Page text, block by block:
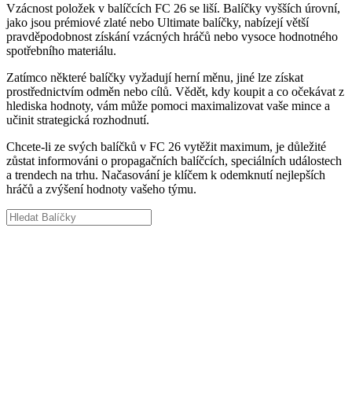
Vzácnost položek v balíčcích FC 26 se liší. Balíčky vyšších úrovní,
jako jsou prémiové zlaté nebo Ultimate balíčky, nabízejí větší
pravděpodobnost získání vzácných hráčů nebo vysoce hodnotného
spotřebního materiálu.
Zatímco některé balíčky vyžadují herní měnu, jiné lze získat
prostřednictvím odměn nebo cílů. Vědět, kdy koupit a co očekávat z
hlediska hodnoty, vám může pomoci maximalizovat vaše mince a
učinit strategická rozhodnutí.
Chcete-li ze svých balíčků v FC 26 vytěžit maximum, je důležité
zůstat informováni o propagačních balíčcích, speciálních událostech
a trendech na trhu. Načasování je klíčem k odemknutí nejlepších
hráčů a zvýšení hodnoty vašeho týmu.